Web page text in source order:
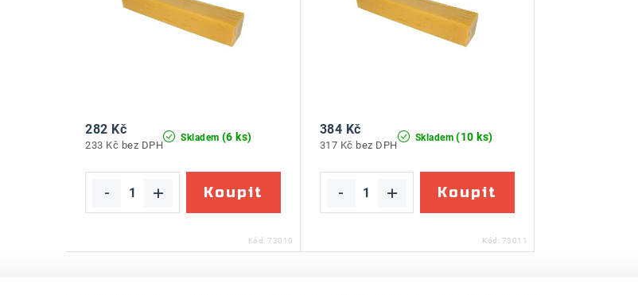
Skladem (6 ks)
233 Kč bez DPH
282 Kč
Kód: 73010
Skladem (10 ks)
317 Kč bez DPH
384 Kč
Kód: 73011